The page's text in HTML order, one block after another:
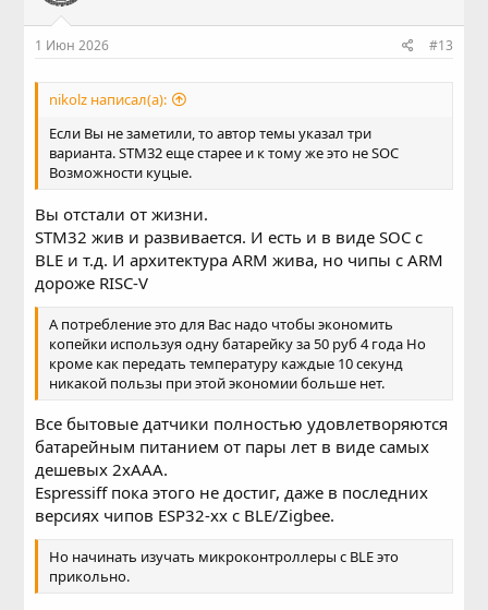
1 Июн 2026 #13
nikolz написал(а):
Если Вы не заметили, то автор темы указал три
варианта. STM32 еще старее и к тому же это не SOC
Возможности куцые.
Вы отстали от жизни.
STM32 жив и развивается. И есть и в виде SOC с
BLE и т.д. И архитектура ARM жива, но чипы с ARM
дороже RISC-V
А потребление это для Вас надо чтобы экономить
копейки используя одну батарейку за 50 руб 4 года Но
кроме как передать температуру каждые 10 секунд
никакой пользы при этой экономии больше нет.
Все бытовые датчики полностью удовлетворяются
батарейным питанием от пары лет в виде самых
дешевых 2xAAA.
Espressiff пока этого не достиг, даже в последних
версиях чипов ESP32-xx с BLE/Zigbee.
Но начинать изучать микроконтроллеры с BLE это
прикольно.